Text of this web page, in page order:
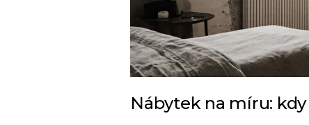
Nábytek na míru: